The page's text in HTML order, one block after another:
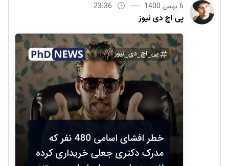
6 بهمن 1400 23:36
پی اچ دی نیوز